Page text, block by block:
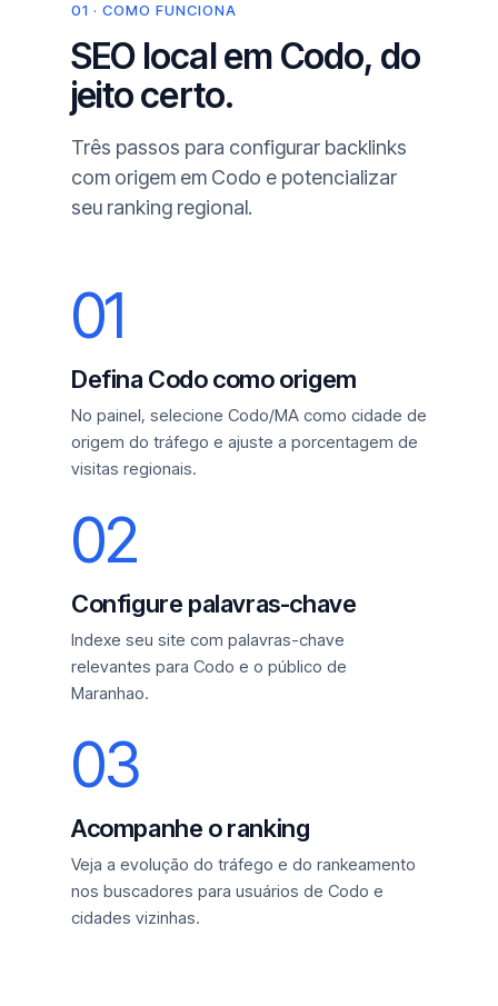
01 · COMO FUNCIONA
SEO local em Codo, do
jeito certo.
Três passos para configurar backlinks
com origem em Codo e potencializar
seu ranking regional.
01
Defina Codo como origem
No painel, selecione Codo/MA como cidade de
origem do tráfego e ajuste a porcentagem de
visitas regionais.
02
Configure palavras-chave
Indexe seu site com palavras-chave
relevantes para Codo e o público de
Maranhao.
03
Acompanhe o ranking
Veja a evolução do tráfego e do rankeamento
nos buscadores para usuários de Codo e
cidades vizinhas.